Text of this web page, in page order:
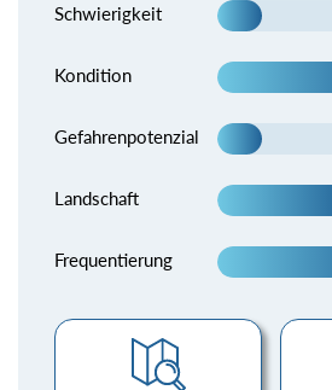
Schwierigkeit
Kondition
Gefahrenpotenzial
Landschaft
Frequentierung